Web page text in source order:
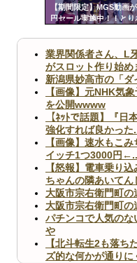
【期間限定】MGS動画
円セール実施中！！とり
更新
ツー
業界関係者さん、L
がスロット作り始め
新潟県妙高市の「
【画像】元NHK気
を公開wwww
【ﾈｯﾄで話題】『日
強化すれば良かった
【画像】速水もこ
イッチ1つ3000円
【怒報】電車乗り
ちゃんの隣あいてん
大阪市宗右衛門町
大阪市宗右衛門町
パチンコで人気のな
や
【北斗転生2も落ち
ズ的な何かが通りに